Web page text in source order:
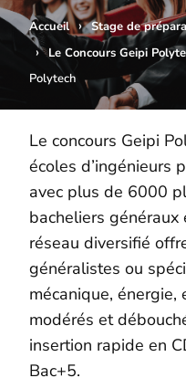
Accueil › Stage de
› Le Concours Geipi
Polytech
Le concours Geipi
écoles d’ingénieurs
avec plus de 6000
bacheliers généraux
réseau diversifié
généralistes ou
mécanique, énergie,
modérés et
insertion rapide en
Bac+5.